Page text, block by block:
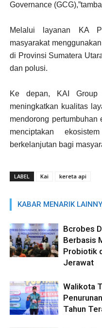
Governance
Melalui layanan KA
masyarakat
di Provinsi Sumatera
dan polusi.
Ke depan, KAI
meningkatkan kualitas
mendorong pertumbuhan
menciptakan
berkelanjutan bagi
LABEL Kai kereta api
KABAR MENARIK
Bcrobes
Berbasis
Probiotik
Jerawat
Walikota
Tahun